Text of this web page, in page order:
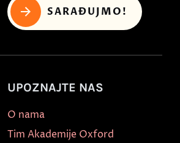
SARAĐUJMO!
UPOZNAJTE NAS
O nama
Tim Akademije Oxford